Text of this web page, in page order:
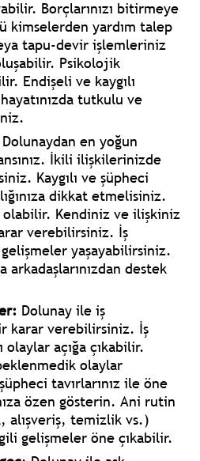
Borçlarınızı bitirmeye
kimselerden yardım talep
tapu-devir işlemleriniz
Psikolojik
Endişeli ve kaygılı
tutkulu ve
en yoğun
İkili ilişkilerinizde
Kaygılı ve şüpheci
dikkat etmelisiniz.
olabilir. Kendiniz ve ilişkiniz
verebilirsiniz. İş
yaşayabilirsiniz.
destek
Dolunay ile iş
karar verebilirsiniz. İş
açığa çıkabilir.
olaylar
tavırlarınız ile öne
özen gösterin. Ani rutin
alışveriş, temizlik vs.)
gelişmeler öne çıkabilir.